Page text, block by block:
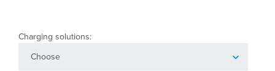
Charging solutions: